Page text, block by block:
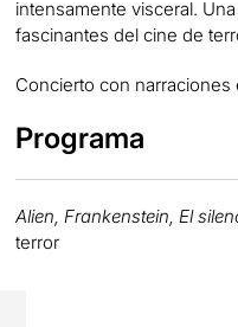
intensamente visceral.
fascinantes del cine de
Concierto con
Programa
Alien, Frankenstein, El
terror